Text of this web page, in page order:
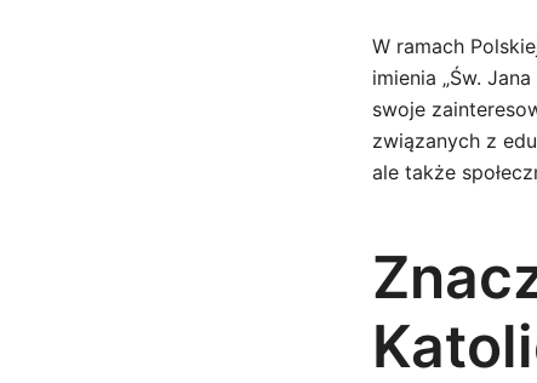
W ramach
imienia „Św.
swoje
związanych z
ale także